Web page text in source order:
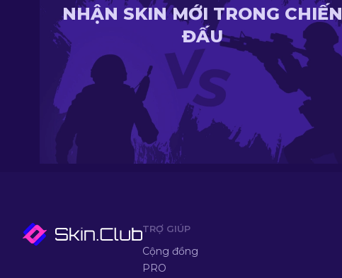
NHẬN SKIN MỚI TRONG CHIẾN
ĐẤU
TRỢ GIÚP
Cộng đồng
PRO